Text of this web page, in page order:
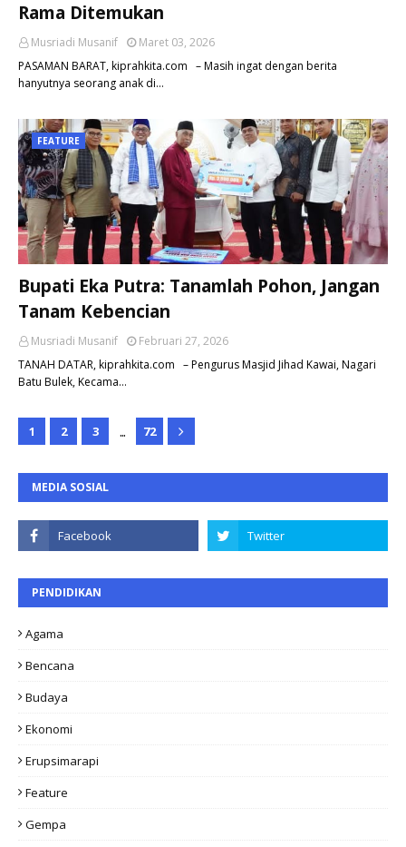
Rama Ditemukan
Musriadi Musanif
Maret 03, 2026
PASAMAN BARAT, kiprahkita.com – Masih ingat dengan berita
hanyutnya seorang anak di…
FEATURE
Bupati Eka Putra: Tanamlah Pohon, Jangan
Tanam Kebencian
Musriadi Musanif
Februari 27, 2026
TANAH DATAR, kiprahkita.com – Pengurus Masjid Jihad Kawai, Nagari
Batu Bulek, Kecama…
1 2 3 ... 72
MEDIA SOSIAL
PENDIDIKAN
Agama
Bencana
Budaya
Ekonomi
Erupsimarapi
Feature
Gempa